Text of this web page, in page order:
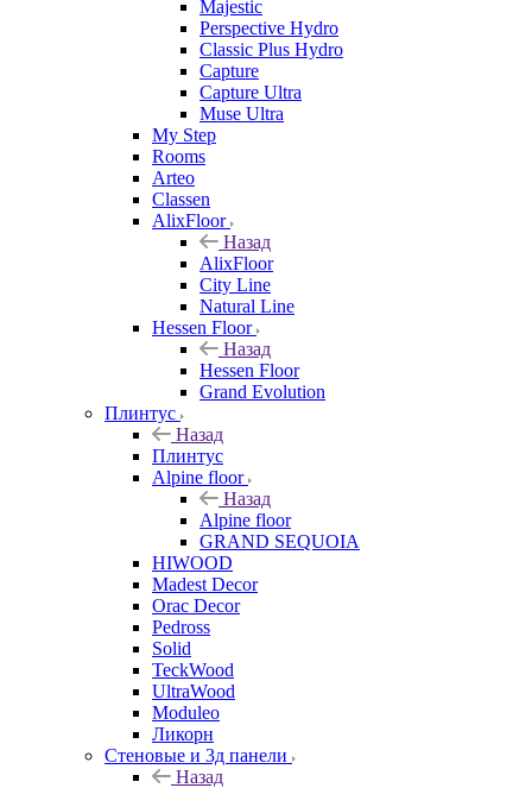
Majestic
Perspective Hydro
Classic Plus Hydro
Capture
Capture Ultra
Muse Ultra
My Step
Rooms
Arteo
Classen
AlixFloor
Назад
AlixFloor
City Line
Natural Line
Hessen Floor
Назад
Hessen Floor
Grand Evolution
Плинтус
Назад
Плинтус
Alpine floor
Назад
Alpine floor
GRAND SEQUOIA
HIWOOD
Madest Decor
Orac Decor
Pedross
Solid
TeckWood
UltraWood
Moduleo
Ликорн
Стеновые и 3д панели
Назад